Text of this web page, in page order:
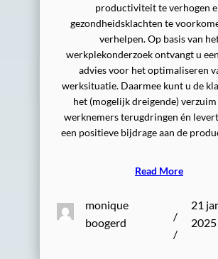
productiviteit te verhogen
gezondheidsklachten te
verhelpen. Op basis van
werkplekonderzoek ontvangt u
advies voor het optimaliseren
werksituatie. Daarmee kunt u de
het (mogelijk dreigende)
werknemers terugdringen én
een positieve bijdrage aan de
Read More
monique
boogerd
/
/
21
2025